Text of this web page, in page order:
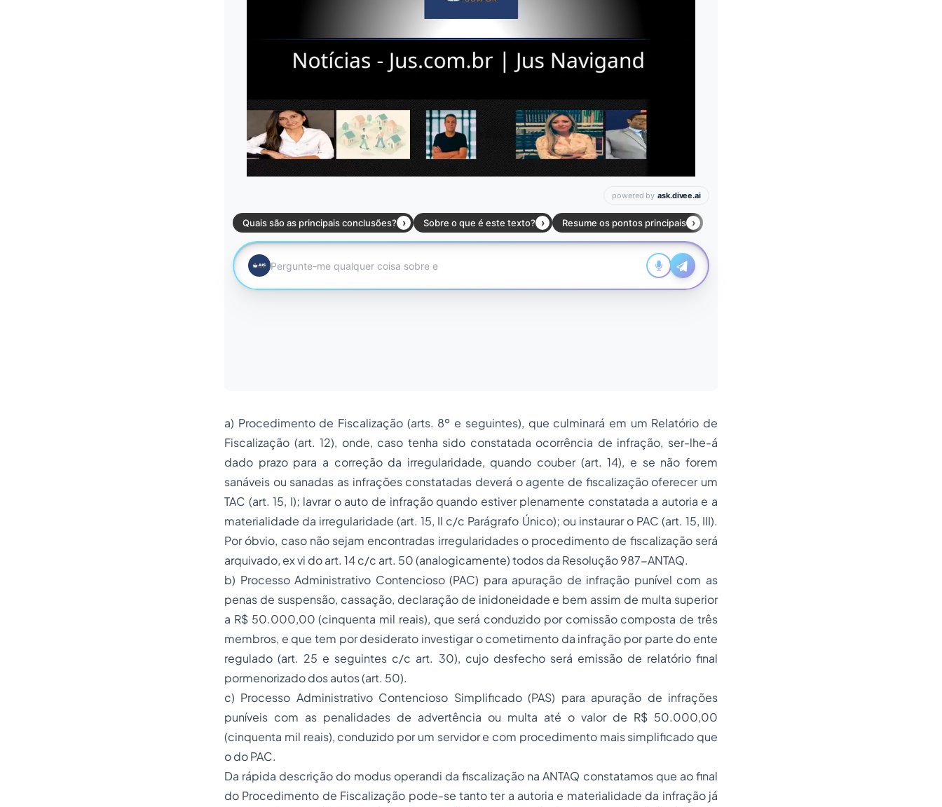
a) Procedimento de Fiscalização (arts. 8º e seguintes), que culminará em um Relatório de
Fiscalização (art. 12), onde, caso tenha sido constatada ocorrência de infração, ser-lhe-á
dado prazo para a correção da irregularidade, quando couber (art. 14), e se não forem
sanáveis ou sanadas as infrações constatadas deverá o agente de fiscalização oferecer um
TAC (art. 15, I); lavrar o auto de infração quando estiver plenamente constatada a autoria e a
materialidade da irregularidade (art. 15, II c/c Parágrafo Único); ou instaurar o PAC (art. 15, III).
Por óbvio, caso não sejam encontradas irregularidades o procedimento de fiscalização será
arquivado, ex vi do art. 14 c/c art. 50 (analogicamente) todos da Resolução 987-ANTAQ.
b) Processo Administrativo Contencioso (PAC) para apuração de infração punível com as
penas de suspensão, cassação, declaração de inidoneidade e bem assim de multa superior
a R$ 50.000,00 (cinquenta mil reais), que será conduzido por comissão composta de três
membros, e que tem por desiderato investigar o cometimento da infração por parte do ente
regulado (art. 25 e seguintes c/c art. 30), cujo desfecho será emissão de relatório final
pormenorizado dos autos (art. 50).
c) Processo Administrativo Contencioso Simplificado (PAS) para apuração de infrações
puníveis com as penalidades de advertência ou multa até o valor de R$ 50.000,00
(cinquenta mil reais), conduzido por um servidor e com procedimento mais simplificado que
o do PAC.
Da rápida descrição do modus operandi da fiscalização na ANTAQ constatamos que ao final
do Procedimento de Fiscalização pode-se tanto ter a autoria e materialidade da infração já